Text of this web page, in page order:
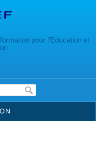
pour l’Education et